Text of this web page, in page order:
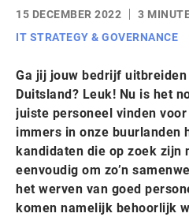
15 DECEMBER 2022
3
IT STRATEGY & GOVERNANCE
Ga jij jouw bedrijf
Duitsland? Leuk! Nu is het
juiste personeel vinden
immers in onze buurlanden
kandidaten die op zoek zijn
eenvoudig om zo’n
het werven van goed
komen namelijk behoorlijk